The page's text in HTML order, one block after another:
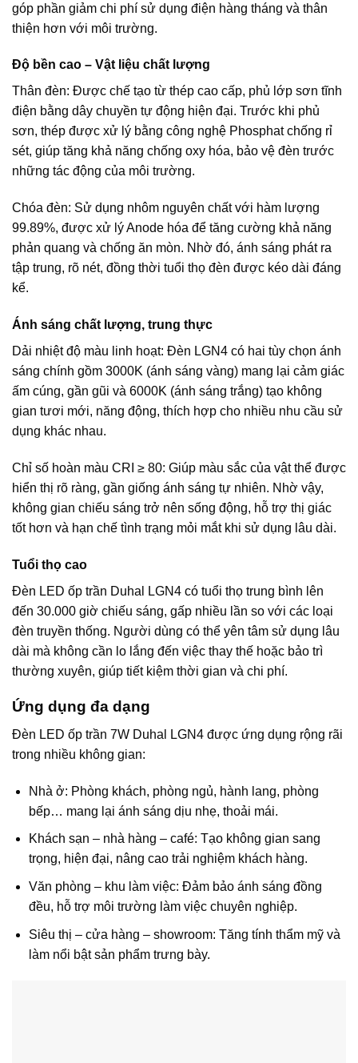
góp phần giảm chi phí sử dụng điện hàng tháng và thân
thiện hơn với môi trường.
Độ bền cao – Vật liệu chất lượng
Thân đèn: Được chế tạo từ thép cao cấp, phủ lớp sơn tĩnh
điện bằng dây chuyền tự động hiện đại. Trước khi phủ
sơn, thép được xử lý bằng công nghệ Phosphat chống rỉ
sét, giúp tăng khả năng chống oxy hóa, bảo vệ đèn trước
những tác động của môi trường.
Chóa đèn: Sử dụng nhôm nguyên chất với hàm lượng
99.89%, được xử lý Anode hóa để tăng cường khả năng
phản quang và chống ăn mòn. Nhờ đó, ánh sáng phát ra
tập trung, rõ nét, đồng thời tuổi thọ đèn được kéo dài đáng
kể.
Ánh sáng chất lượng, trung thực
Dải nhiệt độ màu linh hoạt: Đèn LGN4 có hai tùy chọn ánh
sáng chính gồm 3000K (ánh sáng vàng) mang lại cảm giác
ấm cúng, gần gũi và 6000K (ánh sáng trắng) tạo không
gian tươi mới, năng động, thích hợp cho nhiều nhu cầu sử
dụng khác nhau.
Chỉ số hoàn màu CRI ≥ 80: Giúp màu sắc của vật thể được
hiển thị rõ ràng, gần giống ánh sáng tự nhiên. Nhờ vậy,
không gian chiếu sáng trở nên sống động, hỗ trợ thị giác
tốt hơn và hạn chế tình trạng mỏi mắt khi sử dụng lâu dài.
Tuổi thọ cao
Đèn LED ốp trần Duhal LGN4 có tuổi thọ trung bình lên
đến 30.000 giờ chiếu sáng, gấp nhiều lần so với các loại
đèn truyền thống. Người dùng có thể yên tâm sử dụng lâu
dài mà không cần lo lắng đến việc thay thế hoặc bảo trì
thường xuyên, giúp tiết kiệm thời gian và chi phí.
Ứng dụng đa dạng
Đèn LED ốp trần 7W Duhal LGN4 được ứng dụng rộng rãi
trong nhiều không gian:
Nhà ở: Phòng khách, phòng ngủ, hành lang, phòng
bếp… mang lại ánh sáng dịu nhẹ, thoải mái.
Khách sạn – nhà hàng – café: Tạo không gian sang
trọng, hiện đại, nâng cao trải nghiệm khách hàng.
Văn phòng – khu làm việc: Đảm bảo ánh sáng đồng
đều, hỗ trợ môi trường làm việc chuyên nghiệp.
Siêu thị – cửa hàng – showroom: Tăng tính thẩm mỹ và
làm nổi bật sản phẩm trưng bày.